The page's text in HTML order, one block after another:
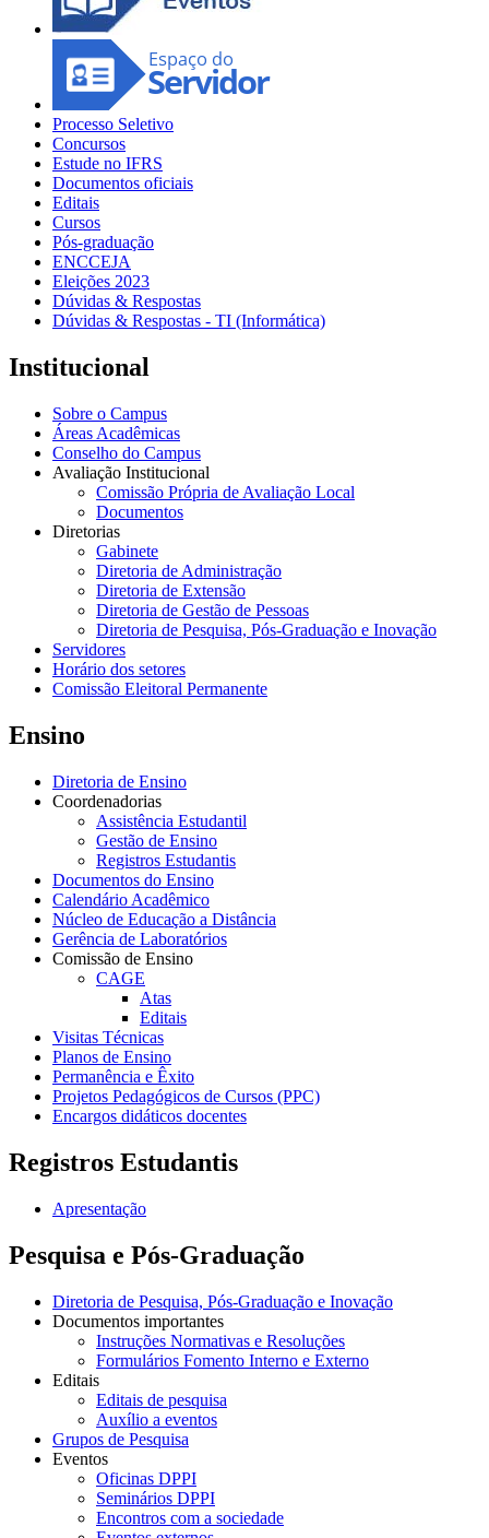
Processo Seletivo
Concursos
Estude no IFRS
Documentos oficiais
Editais
Cursos
Pós-graduação
ENCCEJA
Eleições 2023
Dúvidas & Respostas
Dúvidas & Respostas - TI (Informática)
Institucional
Sobre o Campus
Áreas Acadêmicas
Conselho do Campus
Avaliação Institucional
Comissão Própria de Avaliação Local
Documentos
Diretorias
Gabinete
Diretoria de Administração
Diretoria de Extensão
Diretoria de Gestão de Pessoas
Diretoria de Pesquisa, Pós-Graduação e Inovação
Servidores
Horário dos setores
Comissão Eleitoral Permanente
Ensino
Diretoria de Ensino
Coordenadorias
Assistência Estudantil
Gestão de Ensino
Registros Estudantis
Documentos do Ensino
Calendário Acadêmico
Núcleo de Educação a Distância
Gerência de Laboratórios
Comissão de Ensino
CAGE
Atas
Editais
Visitas Técnicas
Planos de Ensino
Permanência e Êxito
Projetos Pedagógicos de Cursos (PPC)
Encargos didáticos docentes
Registros Estudantis
Apresentação
Pesquisa e Pós-Graduação
Diretoria de Pesquisa, Pós-Graduação e Inovação
Documentos importantes
Instruções Normativas e Resoluções
Formulários Fomento Interno e Externo
Editais
Editais de pesquisa
Auxílio a eventos
Grupos de Pesquisa
Eventos
Oficinas DPPI
Seminários DPPI
Encontros com a sociedade